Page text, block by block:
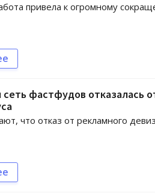
привела к огромному
сеть фастфудов отказалась
что отказ от рекламного